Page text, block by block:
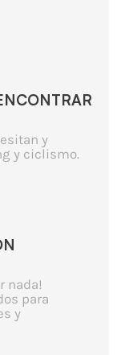
y
y ciclismo.
nada!
para
y